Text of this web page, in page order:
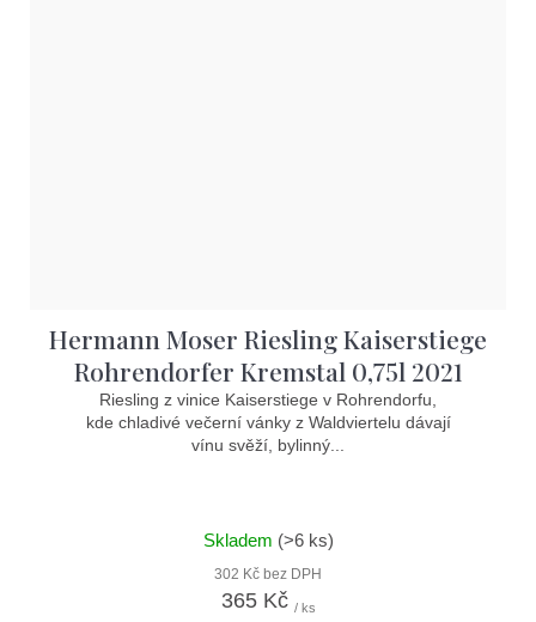
Hermann Moser Riesling Kaiserstiege
Rohrendorfer Kremstal 0,75l 2021
Riesling z vinice Kaiserstiege v Rohrendorfu,
kde chladivé večerní vánky z Waldviertelu dávají
vínu svěží, bylinný...
Skladem (>6 ks)
302 Kč bez DPH
365 Kč / ks